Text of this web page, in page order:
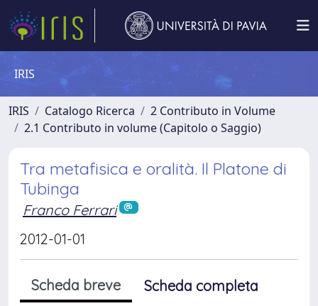
IRIS
IRIS Catalogo Ricerca
2 Contributo in Volume
2.1 Contributo in volume (Capitolo o Saggio)
Tra metafisica e oralità. Il Platone di
Tubinga
Franco Ferrari
2012-01-01
Scheda breve
Scheda completa